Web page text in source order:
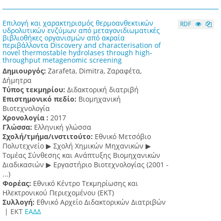
Επιλογή και χαρακτηρισμός θερμοανθεκτικών
υδρολυτικών ενζύμων από μεταγονιδιωματικές
βιβλιοθήκες οργανισμών από ακραία
περιβάλλοντα Discovery and characterisation of
novel thermostable hydrolases through high-
throughput metagenomic screening
Δημιουργός: Zarafeta, Dimitra, Ζαραφέτα,
Δήμητρα
Τύπος τεκμηρίου: Διδακτορική διατριβή
Επιστημονικό πεδίο: Βιομηχανική
Βιοτεχνολογία
Χρονολογία : 2017
Γλώσσα: Ελληνική γλώσσα
Σχολή/τμήμα/ινστιτούτο: Εθνικό Μετσόβιο
Πολυτεχνείο ▶ Σχολή Χημικών Μηχανικών ▶
Τομέας Σύνθεσης και Ανάπτυξης Βιομηχανικών
Διαδικασιών ▶ Εργαστήριο Βιοτεχνολογίας (2001 -
...)
Φορέας: Εθνικό Κέντρο Τεκμηρίωσης και
Ηλεκτρονικού Περιεχομένου (ΕΚΤ)
Συλλογή: Εθνικό Αρχείο Διδακτορικών Διατριβών
| ΕΚΤ ΕΑΔΔ
RDF